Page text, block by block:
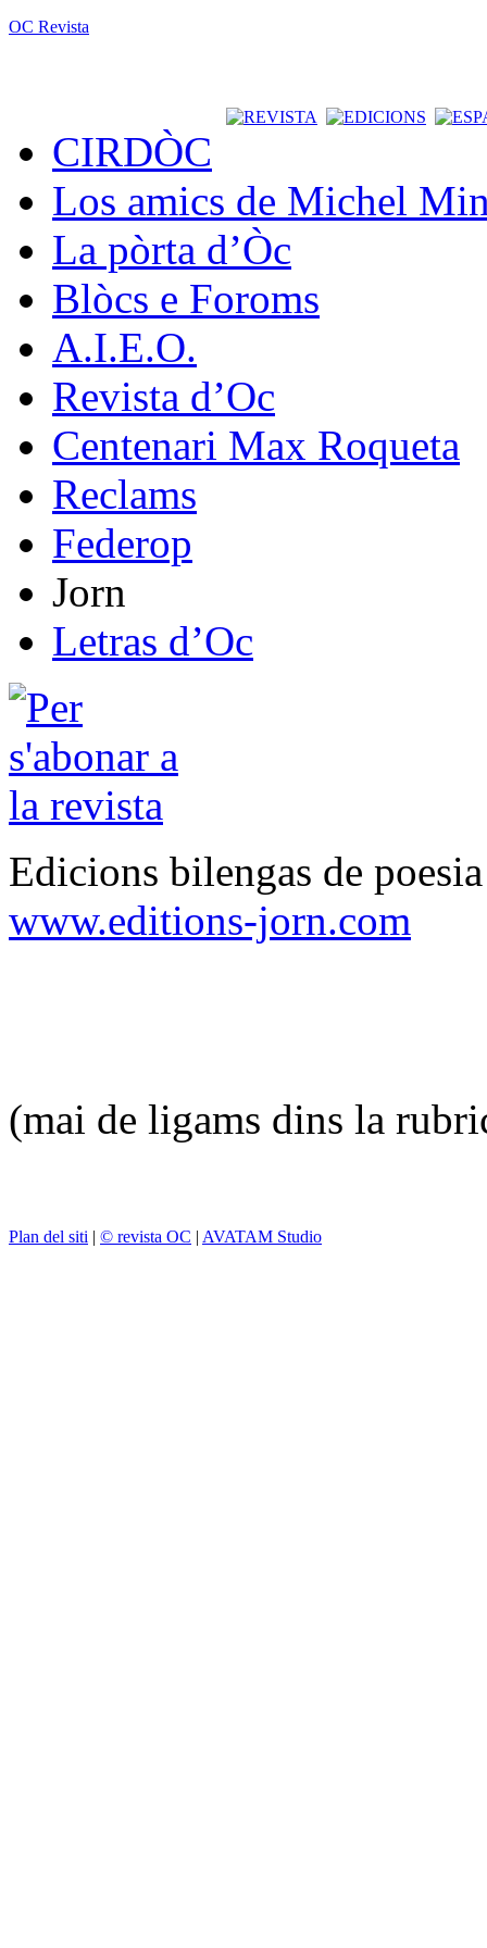
OC Revista
CIRDÒC
Los amics de Michel
La pòrta d’Òc
Blòcs e Foroms
A.I.E.O.
Revista d’Oc
Centenari Max Roqueta
Reclams
Federop
Jorn
Letras d’Oc
Edicions bilengas de
www.editions-jorn.com
(mai de ligams dins la
Plan del siti | © revista OC | AVATAM Studio